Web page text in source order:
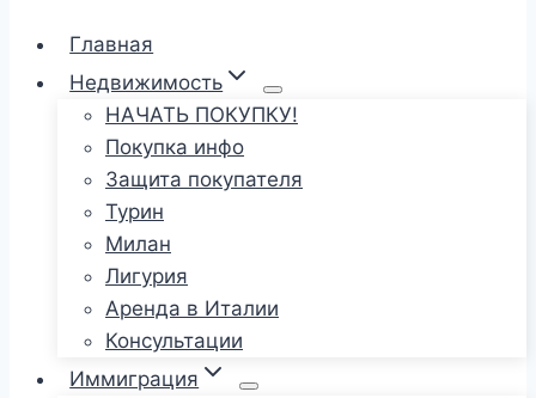
Главная
Недвижимость
НАЧАТЬ ПОКУПКУ!
Покупка инфо
Защита покупателя
Турин
Милан
Лигурия
Аренда в Италии
Консультации
Иммиграция